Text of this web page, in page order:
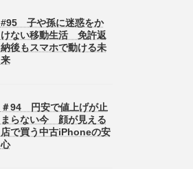
#95 子や孫に迷惑をか
けない移動生活 免許返
納後もスマホで動ける未
来
＃94 円安で値上げが止
まらない今 顔が見える
店で買う中古iPhoneの安
心